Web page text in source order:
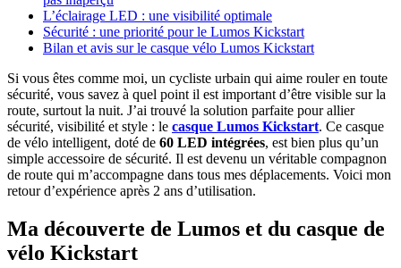
L’éclairage LED : une visibilité optimale
Sécurité : une priorité pour le Lumos Kickstart
Bilan et avis sur le casque vélo Lumos Kickstart
Si vous êtes comme moi, un cycliste urbain qui aime rouler en toute
sécurité, vous savez à quel point il est important d’être visible sur la
route, surtout la nuit. J’ai trouvé la solution parfaite pour allier
sécurité, visibilité et style : le casque Lumos Kickstart. Ce casque
de vélo intelligent, doté de 60 LED intégrées, est bien plus qu’un
simple accessoire de sécurité. Il est devenu un véritable compagnon
de route qui m’accompagne dans tous mes déplacements. Voici mon
retour d’expérience après 2 ans d’utilisation.
Ma découverte de Lumos et du casque de
vélo Kickstart